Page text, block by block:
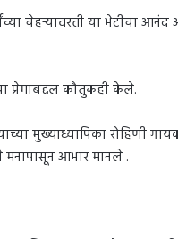
चेहऱ्यावरती या भेटीचा आनंद
प्रेमाबद्दल कौतुकही केले.
मुख्याध्यापिका रोहिणी
मनापासून आभार मानले .